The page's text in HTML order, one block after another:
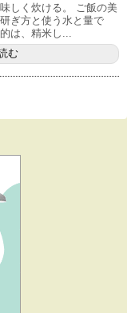
しく炊ける。 ご飯の美
ぎ方と使う水と量で
は、精米し...
む